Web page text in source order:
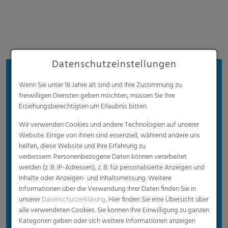
Vorteile
200 μm hochwertige Folie mit ausgezeichneten
mechanischen Eigenschaften
Hohe Pestizidbeständigkeit (7000 ppm Schwefel
+ 250 ppm Chlor + 50 ppm Eisen)
Schutz vor Überhitzung durch
lichtstreuende/diffuse Folie (mittlere Diffusion:
40%)
Reduzierung des Wärmeverlusts durch hohen
thermischen Wirkungsgrad
Bessere mechanische Widerstandsfähigkeit als
Datenschutzeinstellungen
Wenn Sie unter 16 Jahre alt sind und Ihre Zustimmung zu
freiwilligen Diensten geben möchten, müssen Sie Ihre
Erziehungsberechtigten um Erlaubnis bitten.
Wir verwenden Cookies und andere Technologien auf unserer
Website. Einige von ihnen sind essenziell, während andere uns
helfen, diese Website und Ihre Erfahrung zu
verbessern. Personenbezogene Daten können verarbeitet
werden (z. B. IP-Adressen), z. B. für personalisierte Anzeigen und
Inhalte oder Anzeigen- und Inhaltsmessung. Weitere
Informationen über die Verwendung Ihrer Daten finden Sie in
unsererDatenschutzerklärung. Hier finden Sie eine Übersicht über
alle verwendeten Cookies. Sie können Ihre Einwilligung zu ganzen
Kategorien geben oder sich weitere Informationen anzeigen